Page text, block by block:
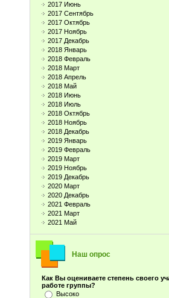
2017 Июнь
2017 Сентябрь
2017 Октябрь
2017 Ноябрь
2017 Декабрь
2018 Январь
2018 Февраль
2018 Март
2018 Апрель
2018 Май
2018 Июнь
2018 Июль
2018 Октябрь
2018 Ноябрь
2018 Декабрь
2019 Январь
2019 Февраль
2019 Март
2019 Ноябрь
2019 Декабрь
2020 Март
2020 Декабрь
2021 Февраль
2021 Март
2021 Май
Наш опрос
Как Вы оцениваете степень своего
работе группы?
Высоко